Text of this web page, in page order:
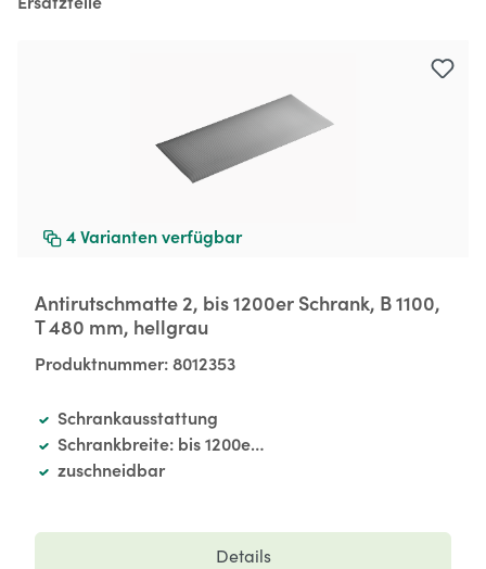
4 Varianten verfügbar
Antirutschmatte 2, bis 1200er Schrank, B 1100,
T 480 mm, hellgrau
Produktnummer:8012353
Schrankausstattung
Schrankbreite: bis 1200er Schrank
zuschneidbar
Details